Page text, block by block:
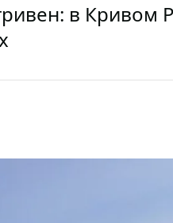
в Кривом